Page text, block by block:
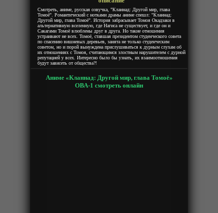
Смотреть, аниме, русская озвучка, "Кланнад: Другой мир, глава
Томоё". Романтический с нотками драмы аниме спешл: "Кланнад:
Другой мир, глава Томоё". История забрасывает Томоя Окадзаки в
альтернативную вселенную, где Нагиса не существует, и где он и
Сакагами Томоё влюблены друг в друга. Но такие отношения
устраивают не всех. Томоё, ставшая президентом студенческого совета
по спасению вишневых деревьев, занята не только студенческим
советом, но и порой вынуждена прислушиваться к дурным слухам об
их отношениях с Томоя, считающимся злостным нарушителем с дурной
репутацией у всех. Интересно было бы узнать, их взаимоотношения
будут зависеть от общества?!
Аниме «Кланнад: Другой мир, глава Томоё»
ОВА-1 смотреть онлайн